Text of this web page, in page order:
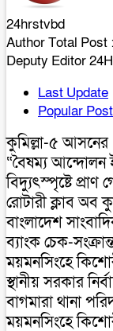
24hrstvbd
Author Total Post
Deputy Editor
Last Update
Popular Post
কুমিল্লা-৫ আসনের
“বৈষম্য আন্দোলন
বিদ্যুৎস্পৃষ্টে
রোটারী ক্লাব অব
বাংলাদেশ
ব্যাংক চেক-
ময়মনসিংহে
স্থানীয় সরকার
বাগমারা থানা
ময়মনসিংহে